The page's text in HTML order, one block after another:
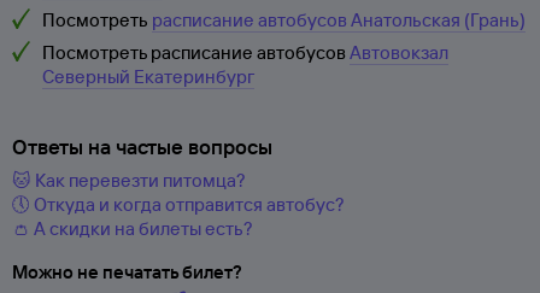
Посмотреть расписание автобусов Анатольская (Грань)
Посмотреть расписание автобусовАвтовокзал
Северный Екатеринбург
Ответы на частые вопросы
🐱 Как перевезти питомца?
🕔 Откуда и когда отправится автобус?
👛 А скидки на билеты есть?
Можно не печатать билет?